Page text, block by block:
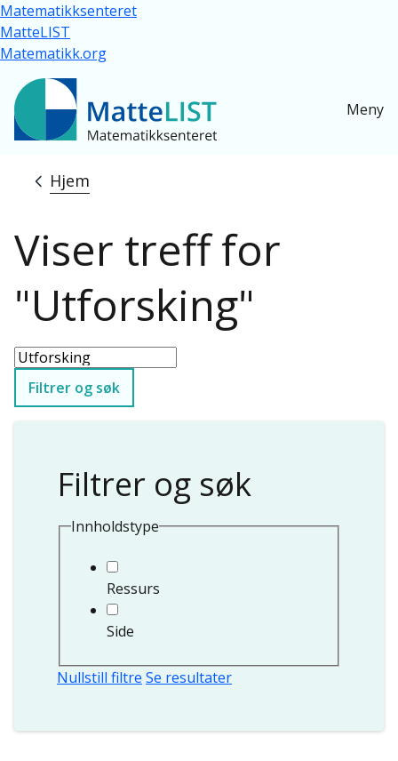
Hopp til hovedinnhold
Matematikksenteret
MatteLIST
Matematikk.org
Meny
Navigasjonssti
Hjem
Viser treff for
"Utforsking"
Filtrer og søk
Filtrer og søk
Innholdstype
Ressurs
Side
Nullstill filtre Se resultater